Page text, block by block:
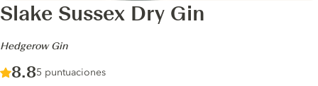
Slake Sussex Dry Gin
-
Hedgerow Gin
Score :
8.8/ 10
5 puntuaciones